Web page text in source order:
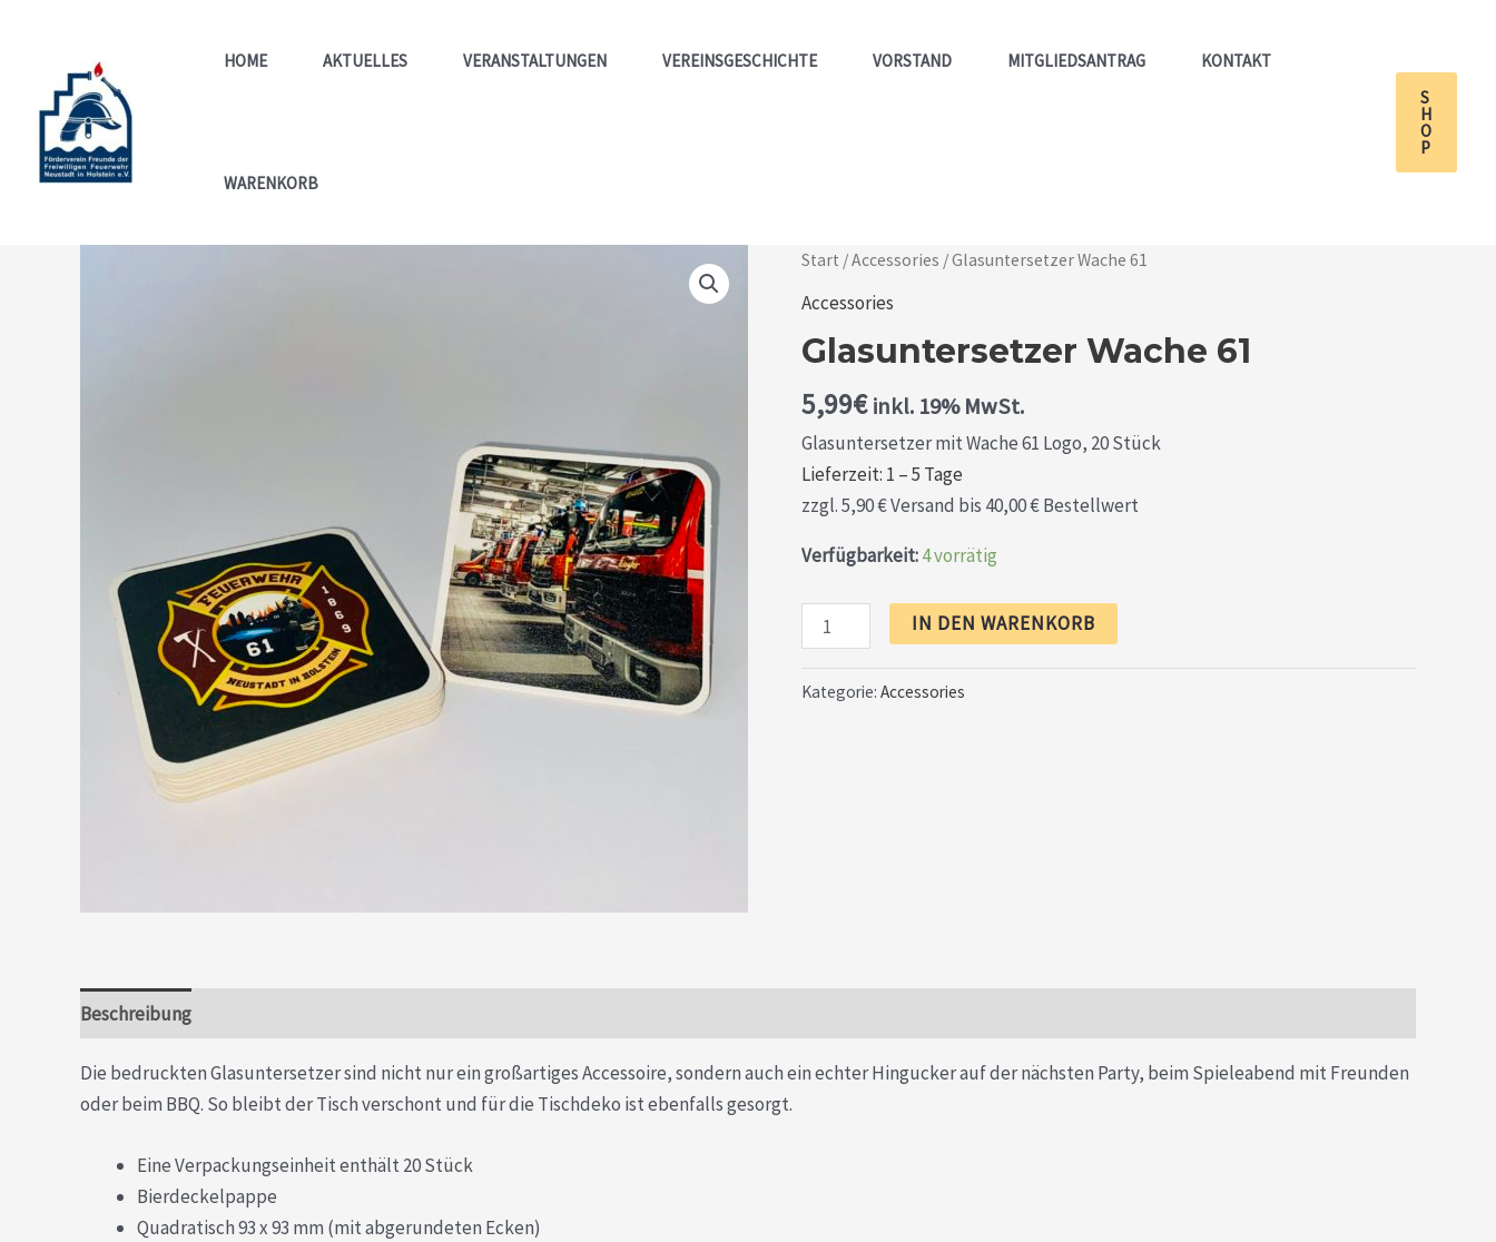
springen
HOME AKTUELLES VERANSTALTUNGEN VEREINSGESCHICHTE VORSTAND MITGLIEDSANTRAG KONTAKT
WARENKORB
S
H
O
P
Start /Accessories / Glasuntersetzer Wache 61
Accessories
Glasuntersetzer Wache 61
5,99€ inkl. 19% MwSt.
Glasuntersetzer mit Wache 61 Logo, 20 Stück
Lieferzeit: 1 – 5 Tage
zzgl. 5,90 € Versand bis 40,00 € Bestellwert
Verfügbarkeit:4 vorrätig
Glasuntersetzer
Wache
Menge
IN DEN WARENKORB
Kategorie: Accessories
Beschreibung
Die bedruckten Glasuntersetzer sind nicht nur ein großartiges Accessoire, sondern auch ein echter Hingucker auf der nächsten Party, beim Spieleabend mit Freunden
oder beim BBQ. So bleibt der Tisch verschont und für die Tischdeko ist ebenfalls gesorgt.
Eine Verpackungseinheit enthält 20 Stück
Bierdeckelpappe
Quadratisch 93 x 93 mm (mit abgerundeten Ecken)